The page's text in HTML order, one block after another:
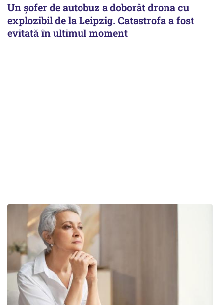
Un șofer de autobuz a doborât drona cu
explozibil de la Leipzig. Catastrofa a fost
evitată în ultimul moment